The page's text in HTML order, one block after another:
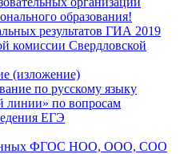
образования!
результатов ГИА 2019
комиссии Свердловской
(изложение)
по русскому языку
линии» по вопросам
ЕГЭ
ФГОС НОО, ООО, СОО